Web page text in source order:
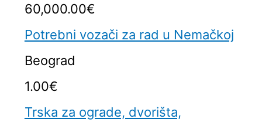
60,000.00€
Potrebni vozači za rad u Nemačkoj
Beograd
1.00€
Trska za ograde, dvorišta,